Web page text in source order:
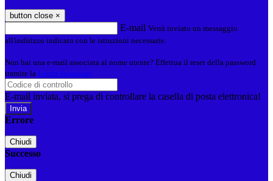
button close ×
E-mail Verrà inviato un messaggio
all'indirizzo indicato con le istruzioni necessarie.
Non hai una e-mail associata al nome utente? Effettua il reset della password
tramite la Login Spaggiari
E-mail inviata, si prega di controllare la casella di posta elettronica!
Errore
Chiudi
Successo
Chiudi